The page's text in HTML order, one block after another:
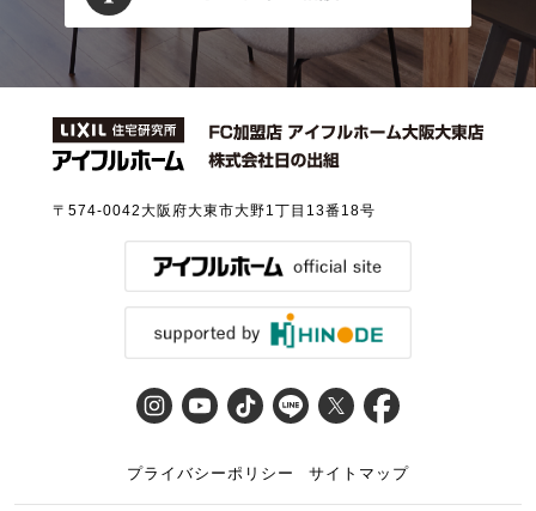
〒574-0042大阪府大東市大野1丁目13番18号
プライバシーポリシー サイトマップ